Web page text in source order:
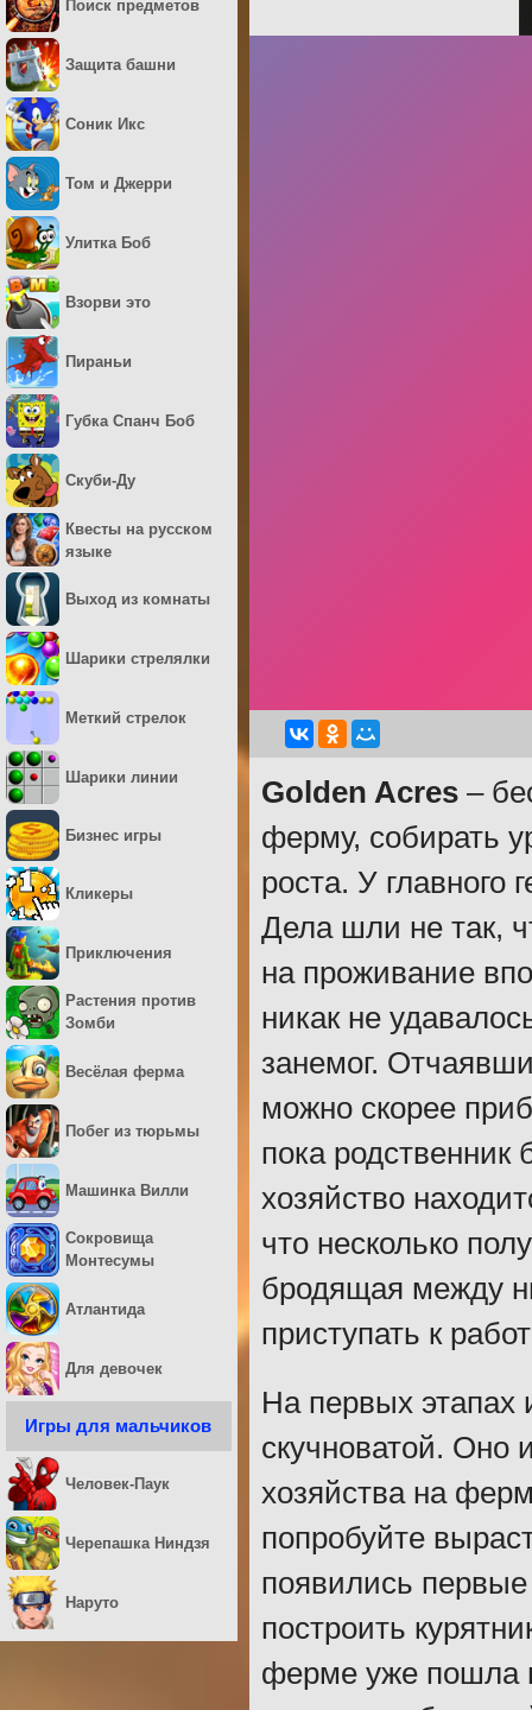
Golden Acres –
ферму, собирать
роста. У
Дела шли не так,
на проживание
никак не
занемог.
можно скорее
пока родственник
хозяйство
что несколько
бродящая между
приступать к
На первых этапах
скучноватой. Оно
хозяйства на
попробуйте
появились
построить
ферме уже пошла
Поиск предметов
Защита башни
Соник Икс
Том и Джерри
Улитка Боб
Взорви это
Пираньи
Губка Спанч Боб
Скуби-Ду
Квесты на русском
языке
Выход из комнаты
Шарики стрелялки
Меткий стрелок
Шарики линии
Бизнес игры
Кликеры
Приключения
Растения против
Зомби
Весёлая ферма
Побег из тюрьмы
Машинка Вилли
Сокровища
Монтесумы
Атлантида
Для девочек
Игры для мальчиков
Человек-Паук
Черепашка Ниндзя
Наруто